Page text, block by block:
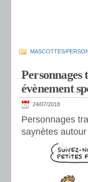
MASCOTTES/
évènement
24/07/2018
Personnages
saynètes